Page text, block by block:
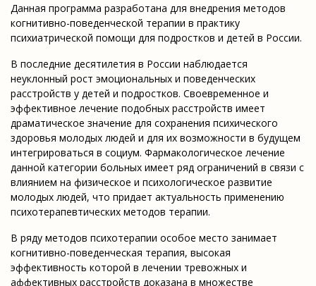
Данная программа разработана для внедрения методов
когнитивно-поведенческой терапии в практику
психиатрической помощи для подростков и детей в России.
В последние десятилетия в России наблюдается
неуклонный рост эмоциональных и поведенческих
расстройств у детей и подростков. Своевременное и
эффективное лечение подобных расстройств имеет
драматическое значение для сохранения психического
здоровья молодых людей и для их возможности в будущем
интегрироваться в социум. Фармакологическое лечение
данной категории больных имеет ряд ограничений в связи с
влиянием на физическое и психологическое развитие
молодых людей, что придает актуальность применению
психотерапевтических методов терапии.
В ряду методов психотерапии особое место занимает
когнитивно-поведенческая терапия, высокая
эффективность которой в лечении тревожных и
аффективных расстройств доказана в множестве